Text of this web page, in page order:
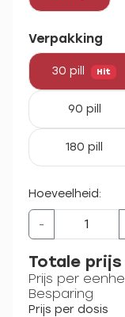
Verpakking
30 pill Hit
90 pill
180 pill
Hoeveelheid:
-
Totale prijs
Prijs per
Besparing
Prijs per dosis